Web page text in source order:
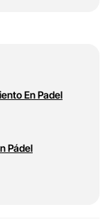
En Padel
Pádel